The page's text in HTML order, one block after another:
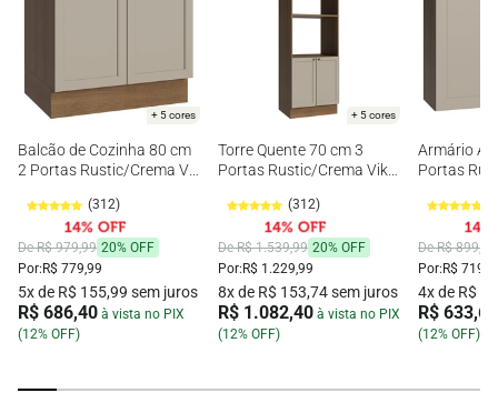
+ 5 cores
Balcão de Cozinha 80 cm
2 Portas Rustic/Crema Vik
(312)
De R$ 979,99 20% OFF
Por: R$ 779,99
5x de R$ 155,99 sem juros
R$ 686,40 à vista no PIX
(12% OFF)
+ 5 cores
Torre Quente 70 cm 3
Portas Rustic/Crema Vik
(312)
De R$ 1.539,99 20% OFF
Por: R$ 1.229,99
8x de R$ 153,74 sem juros
R$ 1.082,40 à vista no PIX
(12% OFF)
Armário
Portas
De R$ 899,99
Por: R$
4x de R$
R$ 633,60
(12% OFF)